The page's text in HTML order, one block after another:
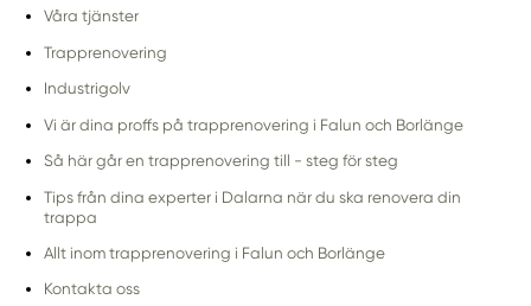
Våra tjänster
Trapprenovering
Industrigolv
Vi är dina proffs på trapprenovering i Falun och Borlänge
Så här går en trapprenovering till - steg för steg
Tips från dina experter i Dalarna när du ska renovera din
trappa
Allt inom trapprenovering i Falun och Borlänge
Kontakta oss